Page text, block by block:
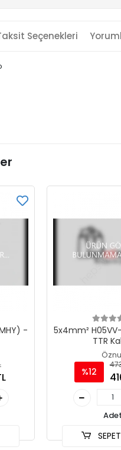
Seçenekleri
-
5x4mm²
TTR
%12
Adet